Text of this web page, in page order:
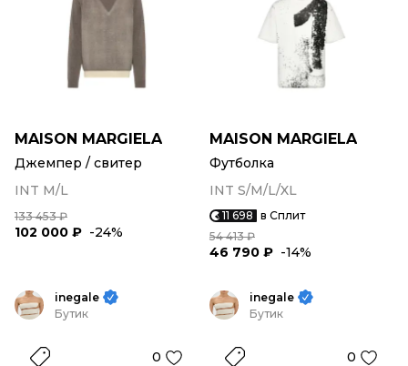
MAISON MARGIELA
Джемпер / свитер
INT M/L
133 453 ₽
102 000 ₽ -24%
MAISON MARGIELA
Футболка
INT S/M/L/XL
11 698 в Сплит
54 413 ₽
46 790 ₽ -14%
inegale
Бутик
0
inegale
Бутик
0